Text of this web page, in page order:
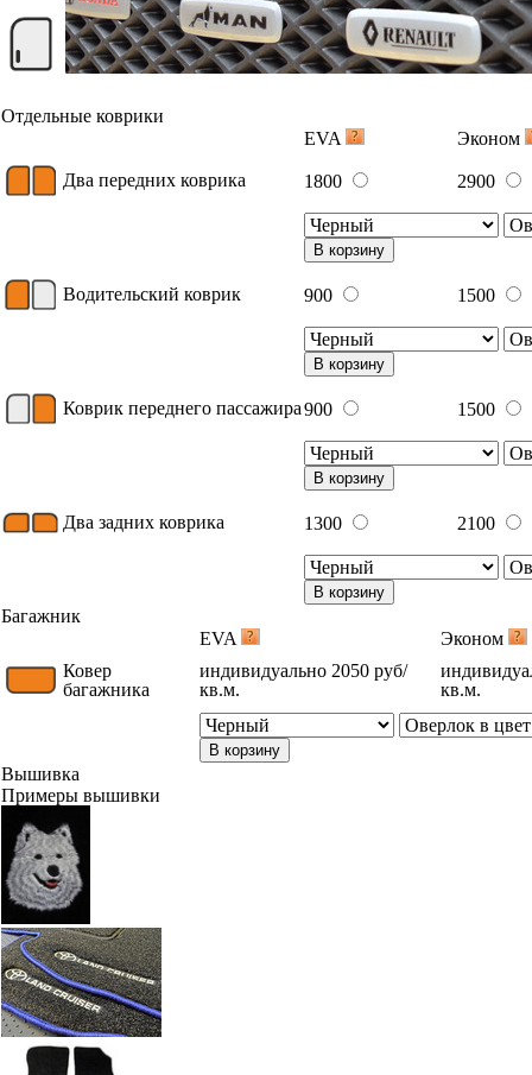
Отдельные коврики
EVA
Эконом
Два передних коврика 1800 2900
В корзину
Водительский коврик 900 1500
В корзину
Коврик переднего пассажира900 1500
В корзину
Два задних коврика 1300 2100
В корзину
Багажник
EVA
Эконом
Ковер
багажника
индивидуально 2050 руб/
кв.м.
кв.м.
В корзину
Вышивка
Примеры вышивки